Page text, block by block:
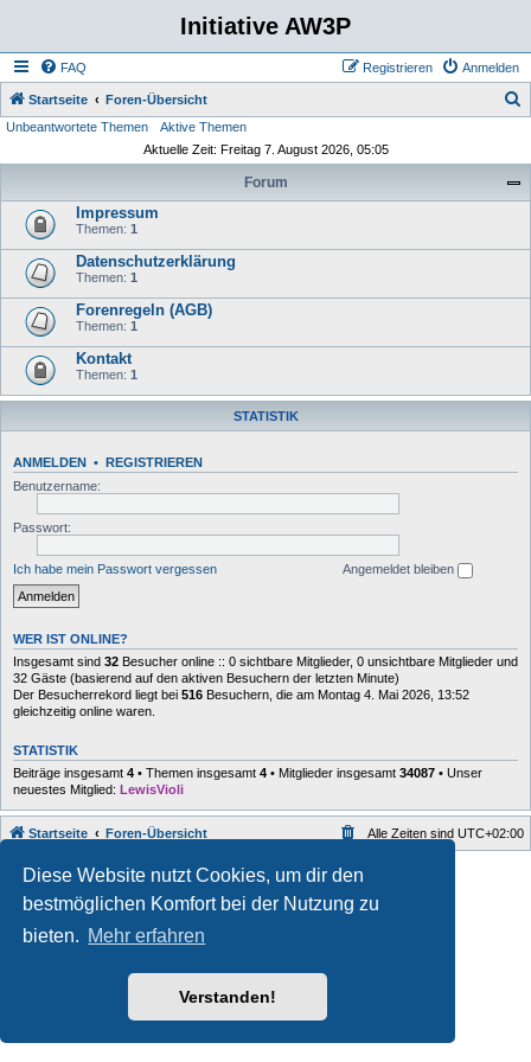
Diese Website nutzt Cookies, um dir den
bestmöglichen Komfort bei der Nutzung zu
bieten. Mehr erfahren
Verstanden!
Initiative AW3P
FAQ Anmelden
Registrieren
Startseite Foren-Übersicht
Unbeantwortete Themen
Aktive Themen
Aktuelle Zeit: Freitag 7. August 2026, 05:05
Forum
Impressum
Themen: 1
Datenschutzerklärung
Themen: 1
Forenregeln (AGB)
Themen: 1
Kontakt
Themen: 1
STATISTIK
ANMELDEN • REGISTRIEREN
Benutzername:
Passwort:
Ich habe mein Passwort vergessen Angemeldet bleiben
WER IST ONLINE?
Insgesamt sind 32 Besucher online :: 0 sichtbare Mitglieder, 0 unsichtbare Mitglieder und
32 Gäste (basierend auf den aktiven Besuchern der letzten Minute)
Der Besucherrekord liegt bei 516 Besuchern, die am Montag 4. Mai 2026, 13:52
gleichzeitig online waren.
STATISTIK
Beiträge insgesamt 4 • Themen insgesamt 4 • Mitglieder insgesamt 34087 • Unser
neuestes Mitglied: LewisVioli
Startseite Foren-Übersicht Alle Zeiten sind UTC+02:00
Style developer by forum ,
Powered byphpBB ® Forum Software © phpBB Limited
Deutsche Übersetzung durchphpBB.de
Datenschutz